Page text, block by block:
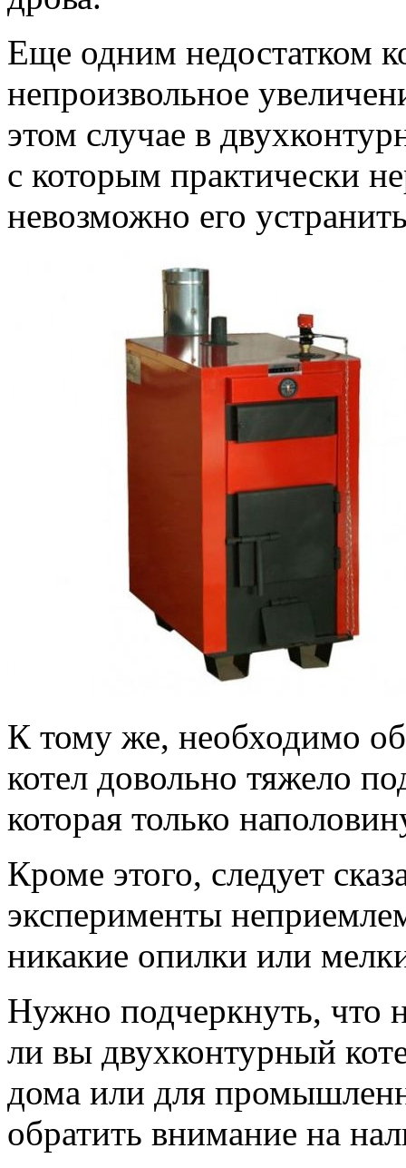
Еще одним недостатком
непроизвольное
этом случае в
с которым практически
невозможно его
К тому же, необходимо
котел довольно тяжело
которая только
Кроме этого, следует
эксперименты
никакие опилки или
Нужно подчеркнуть, что
ли вы двухконтурный
дома или для
обратить внимание на